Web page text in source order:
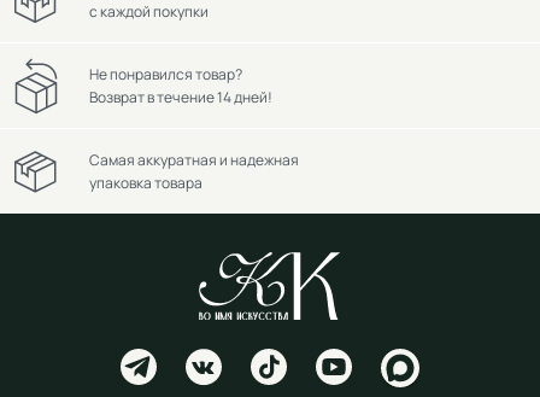
с каждой покупки
Не понравился товар?
Возврат в течение 14 дней!
Самая аккуратная и надежная
упаковка товара